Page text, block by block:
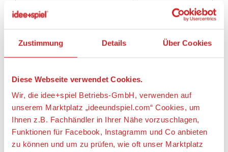
Zustimmung Details Über Cookies
Diese Webseite verwendet Cookies.
Wir, die idee+spiel Betriebs-GmbH, verwenden auf
unserem Marktplatz „ideeundspiel.com“ Cookies, um
Ihnen z.B. Fachhändler in Ihrer Nähe vorzuschlagen,
Funktionen für Facebook, Instagramm und Co anbieten
zu können und um zu prüfen, wie oft unser Marktplatz
• Zu den Modellen A und B ist online eine interaktive
kostenlos erhältlich! Bitte aber erst deine Eltern um
Erlaubnis.
• 2-in-1-Modell: Lässt sich in einen Portalhubwagen
• Der Sattelschlepper ist mit Auflieger 11 cm hoch, 30
cm lang und 7 cm breit.
• Der Containerlader ist mit ausgefahrenem
Ausleger 23 cm hoch, 30 cm lang und 9 cm breit und
mit eingefahrenem Ausleger 10 cm hoch und 23 cm
lang.
• Beide Container sind jeweils 5 cm hoch, 10 cm lang